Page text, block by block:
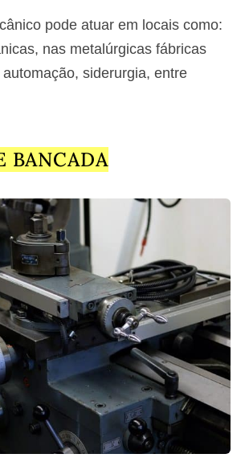
pode atuar em locais como:
nas metalúrgicas fábricas
siderurgia, entre
BANCADA